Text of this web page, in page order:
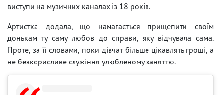
виступи на музичних каналах із 18 років.
Артистка додала, що намагається прищепити своїм
донькам ту саму любов до справи, яку відчувала сама.
Проте, за її словами, поки дівчат більше цікавлять гроші, а
не безкорисливе служіння улюбленому заняттю.